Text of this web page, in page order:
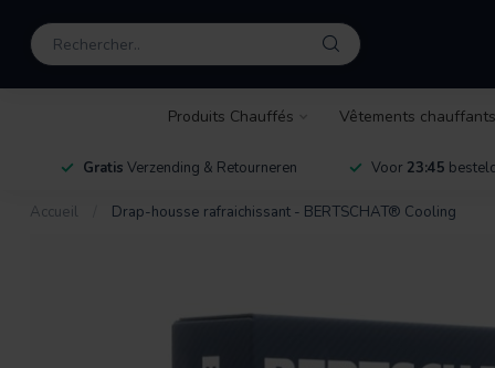
Produits Chauffés Vêtements chauffants
Gratis Verzending & Retourneren Voor 23:45
Accueil Drap-housse rafraichissant - BERTSCHAT® Cooling